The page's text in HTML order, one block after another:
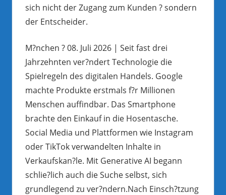
sich nicht der Zugang zum Kunden ? sondern
der Entscheider.
M?nchen ? 08. Juli 2026 | Seit fast drei
Jahrzehnten ver?ndert Technologie die
Spielregeln des digitalen Handels. Google
machte Produkte erstmals f?r Millionen
Menschen auffindbar. Das Smartphone
brachte den Einkauf in die Hosentasche.
Social Media und Plattformen wie Instagram
oder TikTok verwandelten Inhalte in
Verkaufskan?le. Mit Generative AI begann
schlie?lich auch die Suche selbst, sich
grundlegend zu ver?ndern.Nach Einsch?tzung